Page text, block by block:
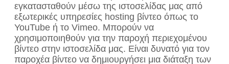
εγκατασταθούν μέσω της ιστοσελίδας μας από
εξωτερικές υπηρεσίες hosting βίντεο όπως το
YouTube ή το Vimeo. Μπορούν να
χρησιμοποιηθούν για την παροχή περιεχομένου
βίντεο στην ιστοσελίδα μας. Είναι δυνατό για τον
παροχέα βίντεο να δημιουργήσει μια διάταξη των